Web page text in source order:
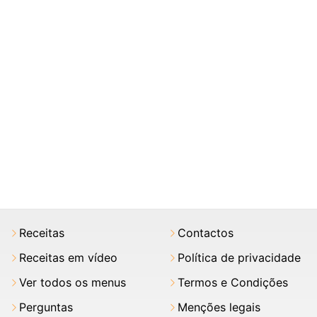
Receitas
Receitas em vídeo
Ver todos os menus
Perguntas
Contactos
Política de privacidade
Termos e Condições
Menções legais